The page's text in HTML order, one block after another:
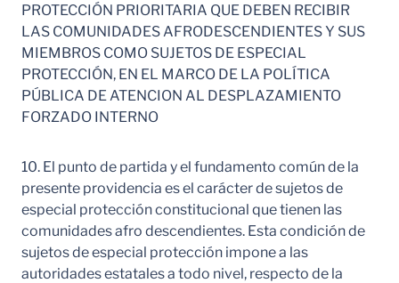
PROTECCIÓN PRIORITARIA QUE DEBEN RECIBIR
LAS COMUNIDADES AFRODESCENDIENTES Y SUS
MIEMBROS COMO SUJETOS DE ESPECIAL
PROTECCIÓN, EN EL MARCO DE LA POLÍTICA
PÚBLICA DE ATENCION AL DESPLAZAMIENTO
FORZADO INTERNO
10. El punto de partida y el fundamento común de la
presente providencia es el carácter de sujetos de
especial protección constitucional que tienen las
comunidades afro descendientes. Esta condición de
sujetos de especial protección impone a las
autoridades estatales a todo nivel, respecto de la